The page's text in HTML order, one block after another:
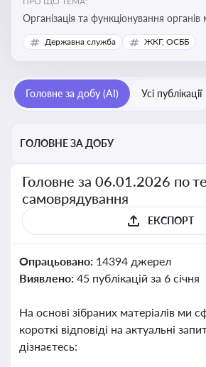
Організація та функціонування органів
які приймають рішення та здійснюють
функції на рівні місцевих громад (міст,
Державна служба ЖКГ, ОСББ
Головне за добу (AI) Усі публікації
ГОЛОВНЕ ЗА ДОБУ
Головне за 06.01.2026 по
самоврядування
ЕКСПОРТ
Опрацьовано: 14394 джерел
Виявлено: 45 публікацій за 6 січня
На основі зібраних матеріалів ми
короткі відповіді на актуальні
дізнаєтесь: